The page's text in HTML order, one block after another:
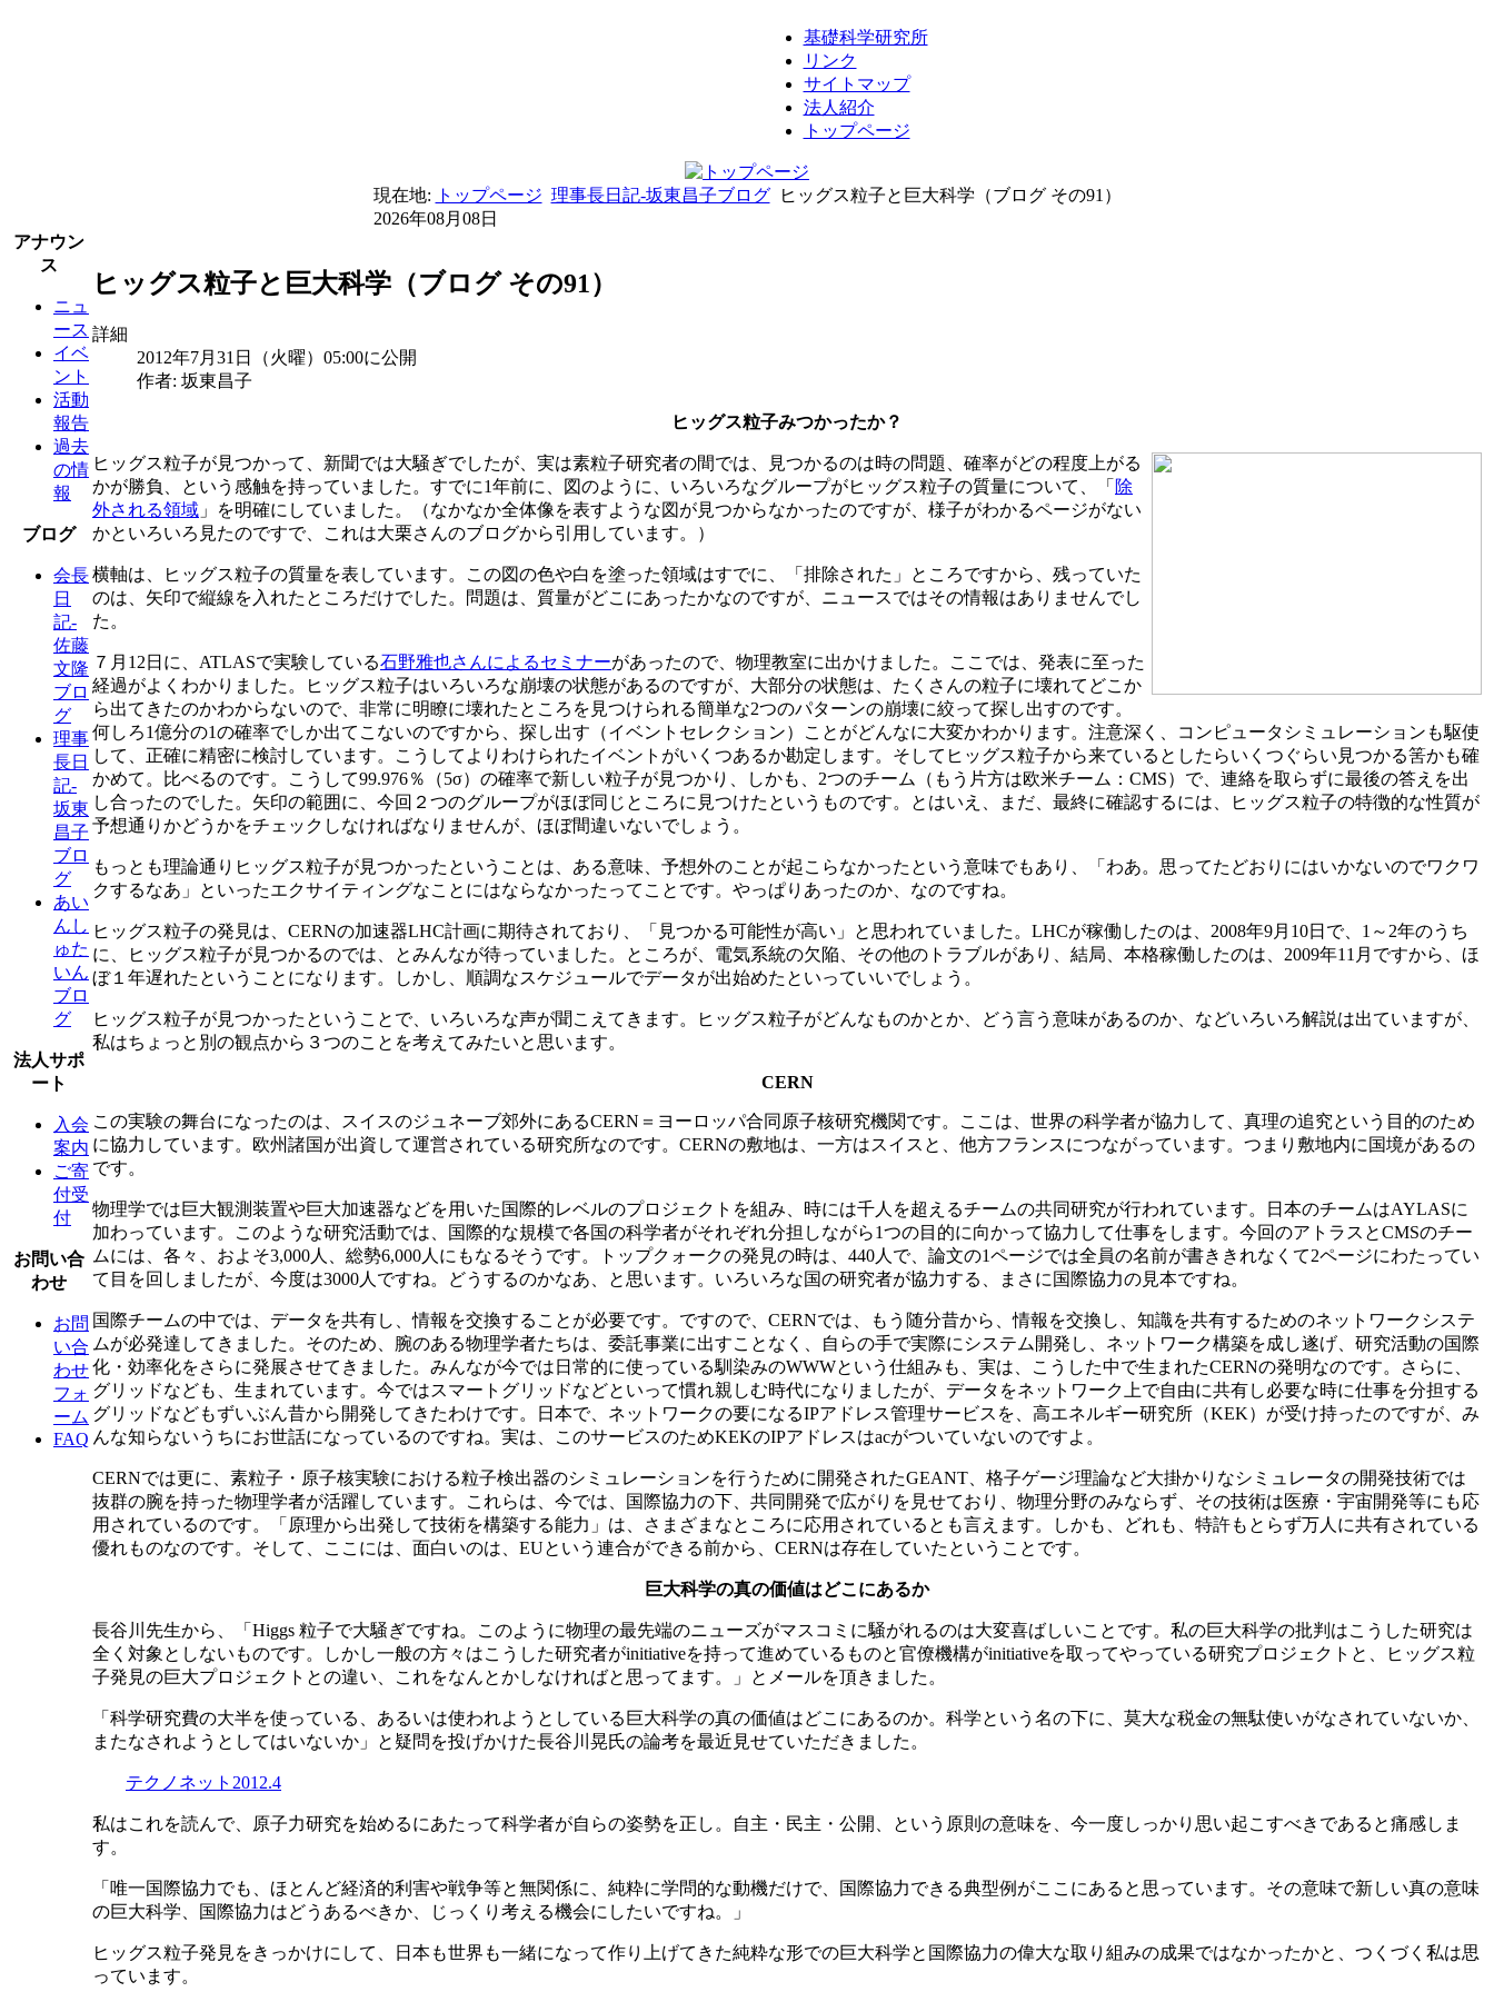
基礎科学研究所
リンク
サイトマップ
法人紹介
トップページ
現在地: トップページ 理事長日記-坂東昌子ブログ
ヒッグス粒子と巨大科学（ブログ その91）
2026年08月08日
アナウン
ス
ニュ
ース
イベ
ント
活動
報告
過去
の情
報
ブログ
会長
日
記-
佐藤
文隆
ブロ
グ
理事
長日
記-
坂東
昌子
ブロ
グ
あい
んし
ゅた
いん
ブロ
グ
法人サポ
ート
入会
案内
ご寄
付受
付
お問い合
わせ
お問
い合
わせ
フォ
ーム
FAQ
ヒッグス粒子と巨大科学（ブログ その91）
詳細
2012年7月31日（火曜）05:00に公開
作者: 坂東昌子
ヒッグス粒子みつかったか？
ヒッグス粒子が見つかって、新聞では大騒ぎでしたが、実は素粒子研究者の間では、見つかるのは時の問題、確率がどの程度上がる
かが勝負、という感触を持っていました。すでに1年前に、図のように、いろいろなグループがヒッグス粒子の質量について、「 除
外される領域 」を明確にしていました。（なかなか全体像を表すような図が見つからなかったのですが、様子がわかるページがない
かといろいろ見たのですで、これは大栗さんのブログから引用しています。）
横軸は、ヒッグス粒子の質量を表しています。この図の色や白を塗った領域はすでに、「排除された」ところですから、残っていた
のは、矢印で縦線を入れたところだけでした。問題は、質量がどこにあったかなのですが、ニュースではその情報はありませんでし
た。
７月12日に、ATLASで実験している石野雅也さんによるセミナーがあったので、物理教室に出かけました。ここでは、発表に至った
経過がよくわかりました。ヒッグス粒子はいろいろな崩壊の状態があるのですが、大部分の状態は、たくさんの粒子に壊れてどこか
ら出てきたのかわからないので、非常に明瞭に壊れたところを見つけられる簡単な2つのパターンの崩壊に絞って探し出すのです。
何しろ1億分の1の確率でしか出てこないのですから、探し出す（イベントセレクション）ことがどんなに大変かわかります。注意深く、コンピュータシミュレーションも駆使
して、正確に精密に検討しています。こうしてよりわけられたイベントがいくつあるか勘定します。そしてヒッグス粒子から来ているとしたらいくつぐらい見つかる筈かも確
かめて。比べるのです。こうして99.976％（5σ）の確率で新しい粒子が見つかり、しかも、2つのチーム（もう片方は欧米チーム：CMS）で、連絡を取らずに最後の答えを出
し合ったのでした。矢印の範囲に、今回２つのグループがほぼ同じところに見つけたというものです。とはいえ、まだ、最終に確認するには、ヒッグス粒子の特徴的な性質が
予想通りかどうかをチェックしなければなりませんが、ほぼ間違いないでしょう。
もっとも理論通りヒッグス粒子が見つかったということは、ある意味、予想外のことが起こらなかったという意味でもあり、「わあ。思ってたどおりにはいかないのでワクワ
クするなあ」といったエクサイティングなことにはならなかったってことです。やっぱりあったのか、なのですね。
ヒッグス粒子の発見は、CERNの加速器LHC計画に期待されており、「見つかる可能性が高い」と思われていました。LHCが稼働したのは、2008年9月10日で、1～2年のうち
に、ヒッグス粒子が見つかるのでは、とみんなが待っていました。ところが、電気系統の欠陥、その他のトラブルがあり、結局、本格稼働したのは、2009年11月ですから、ほ
ぼ１年遅れたということになります。しかし、順調なスケジュールでデータが出始めたといっていいでしょう。
ヒッグス粒子が見つかったということで、いろいろな声が聞こえてきます。ヒッグス粒子がどんなものかとか、どう言う意味があるのか、などいろいろ解説は出ていますが、
私はちょっと別の観点から３つのことを考えてみたいと思います。
CERN
この実験の舞台になったのは、スイスのジュネーブ郊外にあるCERN＝ヨーロッパ合同原子核研究機関です。ここは、世界の科学者が協力して、真理の追究という目的のため
に協力しています。欧州諸国が出資して運営されている研究所なのです。CERNの敷地は、一方はスイスと、他方フランスにつながっています。つまり敷地内に国境があるの
です。
物理学では巨大観測装置や巨大加速器などを用いた国際的レベルのプロジェクトを組み、時には千人を超えるチームの共同研究が行われています。日本のチームはAYLASに
加わっています。このような研究活動では、国際的な規模で各国の科学者がそれぞれ分担しながら1つの目的に向かって協力して仕事をします。今回のアトラスとCMSのチー
ムには、各々、およそ3,000人、総勢6,000人にもなるそうです。トップクォークの発見の時は、440人で、論文の1ページでは全員の名前が書ききれなくて2ページにわたってい
て目を回しましたが、今度は3000人ですね。どうするのかなあ、と思います。いろいろな国の研究者が協力する、まさに国際協力の見本ですね。
国際チームの中では、データを共有し、情報を交換することが必要です。ですので、CERNでは、もう随分昔から、情報を交換し、知識を共有するためのネットワークシステ
ムが必発達してきました。そのため、腕のある物理学者たちは、委託事業に出すことなく、自らの手で実際にシステム開発し、ネットワーク構築を成し遂げ、研究活動の国際
化・効率化をさらに発展させてきました。みんなが今では日常的に使っている馴染みのWWWという仕組みも、実は、こうした中で生まれたCERNの発明なのです。さらに、
グリッドなども、生まれています。今ではスマートグリッドなどといって慣れ親しむ時代になりましたが、データをネットワーク上で自由に共有し必要な時に仕事を分担する
グリッドなどもずいぶん昔から開発してきたわけです。日本で、ネットワークの要になるIPアドレス管理サービスを、高エネルギー研究所（KEK）が受け持ったのですが、み
んな知らないうちにお世話になっているのですね。実は、このサービスのためKEKのIPアドレスはacがついていないのですよ。
CERNでは更に、素粒子・原子核実験における粒子検出器のシミュレーションを行うために開発されたGEANT、格子ゲージ理論など大掛かりなシミュレータの開発技術では
抜群の腕を持った物理学者が活躍しています。これらは、今では、国際協力の下、共同開発で広がりを見せており、物理分野のみならず、その技術は医療・宇宙開発等にも応
用されているのです。「原理から出発して技術を構築する能力」は、さまざまなところに応用されているとも言えます。しかも、どれも、特許もとらず万人に共有されている
優れものなのです。そして、ここには、面白いのは、EUという連合ができる前から、CERNは存在していたということです。
巨大科学の真の価値はどこにあるか
長谷川先生から、「Higgs 粒子で大騒ぎですね。このように物理の最先端のニューズがマスコミに騒がれるのは大変喜ばしいことです。私の巨大科学の批判はこうした研究は
全く対象としないものです。しかし一般の方々はこうした研究者がinitiativeを持って進めているものと官僚機構がinitiativeを取ってやっている研究プロジェクトと、ヒッグス粒
子発見の巨大プロジェクトとの違い、これをなんとかしなければと思ってます。」とメールを頂きました。
「科学研究費の大半を使っている、あるいは使われようとしている巨大科学の真の価値はどこにあるのか。科学という名の下に、莫大な税金の無駄使いがなされていないか、
またなされようとしてはいないか」と疑問を投げかけた長谷川晃氏の論考を最近見せていただきました。
テクノネット2012.4
私はこれを読んで、原子力研究を始めるにあたって科学者が自らの姿勢を正し。自主・民主・公開、という原則の意味を、今一度しっかり思い起こすべきであると痛感しま
す。
「唯一国際協力でも、ほとんど経済的利害や戦争等と無関係に、純粋に学問的な動機だけで、国際協力できる典型例がここにあると思っています。その意味で新しい真の意味
の巨大科学、国際協力はどうあるべきか、じっくり考える機会にしたいですね。」
ヒッグス粒子発見をきっかけにして、日本も世界も一緒になって作り上げてきた純粋な形での巨大科学と国際協力の偉大な取り組みの成果ではなかったかと、つくづく私は思
っています。